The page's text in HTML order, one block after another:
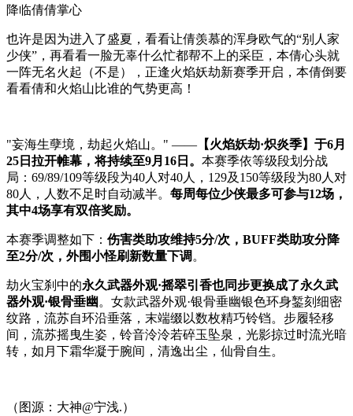
降临倩倩掌心
也许是因为进入了盛夏，看看让倩羡慕的浑身欧气的“别人家
少侠”，再看看一脸无辜什么忙都帮不上的采臣，本倩心头就
一阵无名火起（不是），正逢火焰妖劫新赛季开启，本倩倒要
看看倩和火焰山比谁的气势更高！
"妄海生孽境，劫起火焰山。" —— 【火焰妖劫·炽炎季】 于6月
25日拉开帷幕，将持续至9月16日。 本赛季依等级段划分战
局：69/89/109等级段为40人对40人，129及150等级段为80人对
80人，人数不足时自动减半。 每周每位少侠最多可参与12场，
其中4场享有双倍奖励。
本赛季调整如下： 伤害类助攻维持5分/次，BUFF类助攻分降
至2分/次，外围小怪刷新数量下调 。
劫火宝刹中的永久武器外观·摇翠引香也同步更换成了永久武
器外观·银骨垂幽 。女款武器外观·银骨垂幽银色环身錾刻细密
纹路，流苏自环沿垂落，末端缀以数枚精巧铃铛。步履轻移
间，流苏摇曳生姿，铃音泠泠若碎玉坠泉，光影掠过时流光暗
转，如月下霜华凝于腕间，清逸出尘，仙骨自生。
（图源：大神@宁浅.）